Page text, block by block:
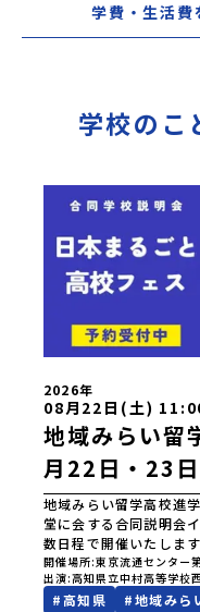
学費・生活費
学校のこ
2026年
08月22日(土)
地域みらい留
月22日・23
地域みらい留学高校進
堂に会する合同説明会
数日程で開催いたしま
楽しみにしております
ます。\ 地域みらい留
日(土)11:00-17:00
開催場所 東京流通センター
出演 高知県立中村高等学校
#高知県 #地域みら